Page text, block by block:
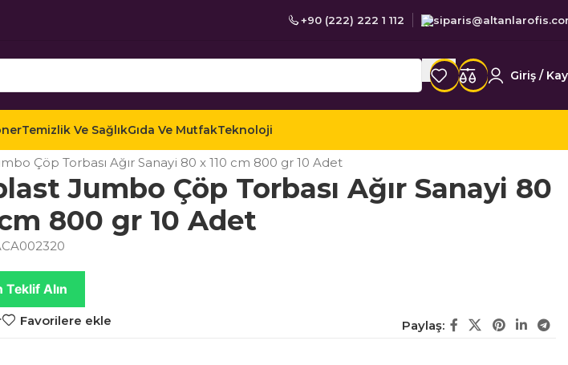
+90 (222) 222 1 112
Giriş /
Temizlik Ve SağlıkGıda Ve MutfakTeknoloji
Çöp Torbası Ağır Sanayi 80 x 110 cm 800 gr 10 Adet
Jumbo Çöp Torbası Ağır Sanayi 80
800 gr 10 Adet
Teklif Alın
Favorilere ekle
Paylaş: